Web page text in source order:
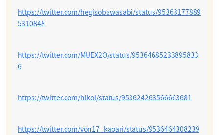
https://twitter.com/hegisobawasabi/status/95363177889
5310848
https://twitter.com/MUEX2O/status/95364685233895833
6
https://twitter.com/hikol/status/953624263566663681
https://twitter.com/von17_kaoari/status/9536464308239